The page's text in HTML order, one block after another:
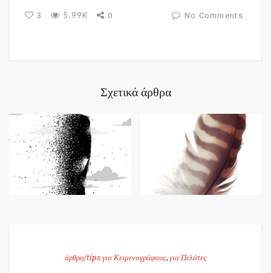
3 5.99K 0 No Comments
Σχετικά άρθρα
άρθρα/tips για Κειμενογράφους, για Πελάτες